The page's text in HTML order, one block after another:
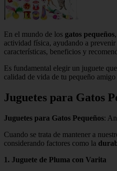
En el mundo de los gatos pequeños
actividad física, ayudando a
características, beneficios y
Es fundamental elegir un juguete
calidad de vida de tu pequeño
Juguetes para Gatos
Juguetes para Gatos Pequeños:
Cuando se trata de mantener a
considerando factores como la
1. Juguete de Pluma con Varita